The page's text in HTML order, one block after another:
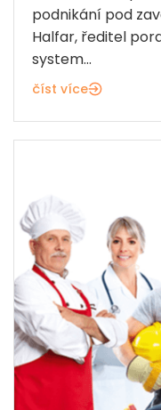
podnikání pod
Halfar, ředitel
system...
číst více